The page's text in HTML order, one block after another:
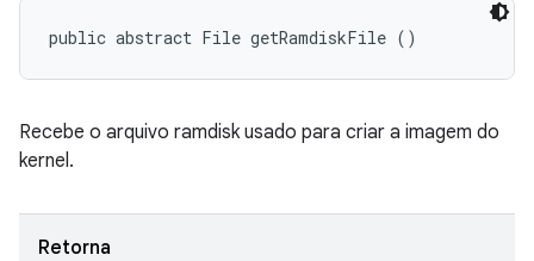
public abstract File getRamdiskFile ()
Recebe o arquivo ramdisk usado para criar a imagem do
kernel.
Retorna